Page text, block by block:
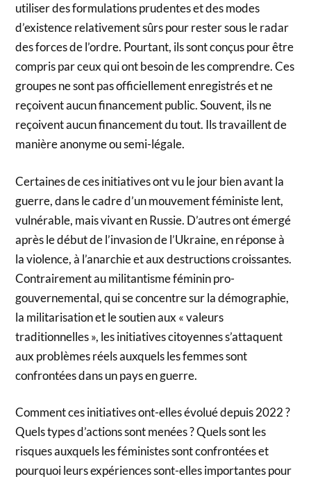
utiliser des formulations prudentes et des modes
d’existence relativement sûrs pour rester sous le radar
des forces de l’ordre. Pourtant, ils sont conçus pour être
compris par ceux qui ont besoin de les comprendre. Ces
groupes ne sont pas officiellement enregistrés et ne
reçoivent aucun financement public. Souvent, ils ne
reçoivent aucun financement du tout. Ils travaillent de
manière anonyme ou semi-légale.
Certaines de ces initiatives ont vu le jour bien avant la
guerre, dans le cadre d’un mouvement féministe lent,
vulnérable, mais vivant en Russie. D’autres ont émergé
après le début de l’invasion de l’Ukraine, en réponse à
la violence, à l’anarchie et aux destructions croissantes.
Contrairement au militantisme féminin pro-
gouvernemental, qui se concentre sur la démographie,
la militarisation et le soutien aux « valeurs
traditionnelles », les initiatives citoyennes s’attaquent
aux problèmes réels auxquels les femmes sont
confrontées dans un pays en guerre.
Comment ces initiatives ont-elles évolué depuis 2022 ?
Quels types d’actions sont menées ? Quels sont les
risques auxquels les féministes sont confrontées et
pourquoi leurs expériences sont-elles importantes pour